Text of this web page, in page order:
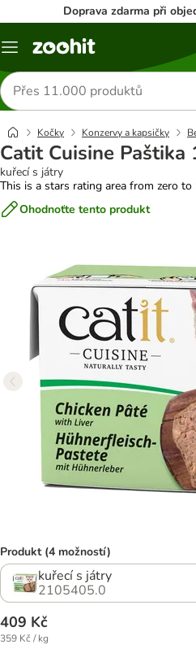
Doprava zdarma při
Menu
Hledat
produkty
Kočky Konzervy a kapsičky
Catit Cuisine Paštika
kuřecí s játry
This is a stars rating area from zero to
Ohodnoťte tento produkt
Produkt (4 možností)
kuřecí s játry
2105405.0
409 Kč
359 Kč / kg